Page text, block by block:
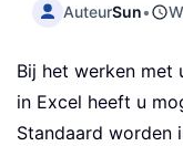
AuteurSun•
Bij het werken met
in Excel heeft u
Standaard worden